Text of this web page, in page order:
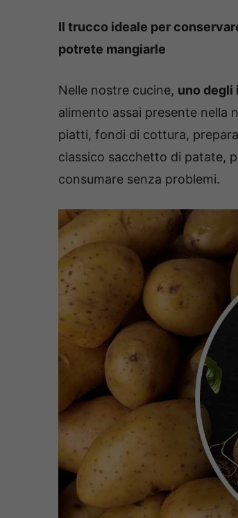
Il trucco ideale per
potrete mangiarle
Nelle nostre cucine, uno degli
alimento assai presente nella
piatti, fondi di cottura,
classico sacchetto di patate,
consumare senza problemi.